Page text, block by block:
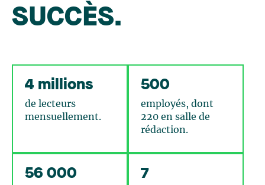
SUCCÈS.
4 millions
de lecteurs
mensuellement.
500
employés, dont
220 en salle de
rédaction.
56 000 7